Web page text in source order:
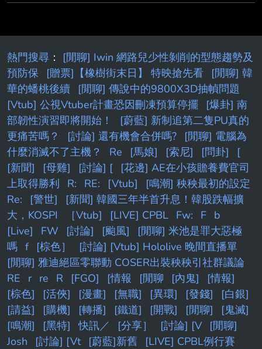
了 八支安打，可以再多留意這三位的表現 第2試
合：八幡商（滋賀）1：7 健大高崎（群馬） 八
幡商前半段其實抵抗得比比分呈現的更好，前4
局沒有讓健大高崎直接把比賽打開
熱門搜尋 ： [閒聊] Iwin 網路兒少性剝削的型態趨勢及
預防保
[贈票]【橡樹街末日】 特映搶先看
[閒聊] 韓
華的蟠桃後續
[閒聊] 傳說中的9800X3D抽幀問題
[Vtub] 公視Vtuber計畫恐因刪凍預算停擺
[爆卦] 南
部韌性演習即將開始！
[蔚藍] 新制追第二隻PU真的
更痛苦嗎？
[討論] 還有機會合併嗎?
[閒聊] 電腦為
什麼消滅不了主機？
Re [馬娘] [索尼] [問卦]
[
[新聞]
[母雞] [討論] [
[花邊] AE在小孩贍養費官司
上取得勝利
R: RE: [Vtub]
[鳴潮] 秧秧最初的設定
Re:
[警世]
[新聞] 韓國三年半首升息！韓股跌幅擴
大，KOSPI
［Vtub] [LIVE] CPBL Fw: F b
[Live]
FW [討論] [颱風]
[閒聊] 米池是罪大惡極
嗎 f [棕色］
[討論] [Vtub] Hololive 晚間直播單
[閒聊] 雅迪絕區零聯動 COSER出裝秧秧引社群議論
RE
r re R [FGO] [情報 [閒聊 [內鬼]
[情報]
[棕色]
[活俠] [漫畫] [無職] [異環] [發錢]
[白銀]
[請益]
[購機] [轉播] [鐵道] [開戰] [閒聊]
[鬼滅]
[鳴潮]
[黑特] 快訊／ [分享］ [討論] [V
[閒聊]
Josh
[討論] [Vt [蔚藍]新舊
[LIVE] CPBL例行賽